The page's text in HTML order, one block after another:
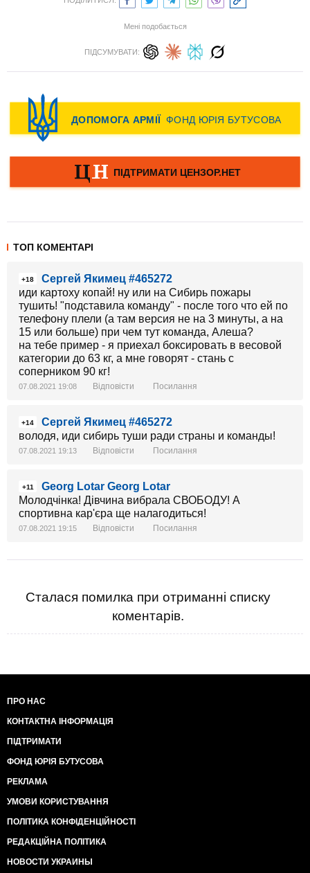
Мені подобається
ПІДСУМУВАТИ:
ТОП КОМЕНТАРІ
+18
Сергей Якимец #465272
иди картоху копай! ну или на Сибирь пожары
тушить! "подставила команду" - после того что ей по
телефону плели (а там версия не на 3 минуты, а на
15 или больше) при чем тут команда, Алеша?
на тебе пример - я приехал боксировать в весовой
категории до 63 кг, а мне говорят - стань с
соперником 90 кг!
07.08.2021 19:08 Відповісти Посилання
+14
Сергей Якимец #465272
володя, иди сибирь туши ради страны и команды!
07.08.2021 19:13 Відповісти Посилання
+11
Georg Lotar Georg Lotar
Молодчінка! Дівчина вибрала СВОБОДУ! А
спортивна кар'єра ще налагодиться!
07.08.2021 19:15 Відповісти Посилання
Сталася помилка при отриманні списку
коментарів.
ПРО НАС
КОНТАКТНА ІНФОРМАЦІЯ
ПІДТРИМАТИ
ФОНД ЮРІЯ БУТУСОВА
РЕКЛАМА
УМОВИ КОРИСТУВАННЯ
ПОЛІТИКА КОНФІДЕНЦІЙНОСТІ
РЕДАКЦІЙНА ПОЛІТИКА
НОВОСТИ УКРАИНЫ